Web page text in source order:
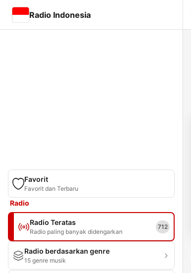
Radio Indonesia
Favorit
Favorit dan Terbaru
Radio
Radio Teratas
Radio paling banyak didengarkan
712
Radio berdasarkan genre
15 genre musik